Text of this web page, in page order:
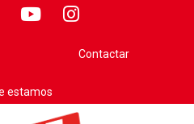
Contactar
estamos